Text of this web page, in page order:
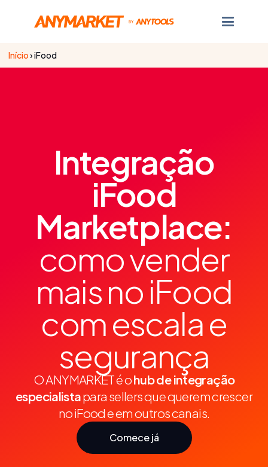
Início›iFood
Integração
iFood
Marketplace:
como vender
mais no iFood
com escala e
segurança
O ANYMARKET é ohub de integração
especialistapara sellers que querem crescer
no iFood e em outros canais.
Comece já